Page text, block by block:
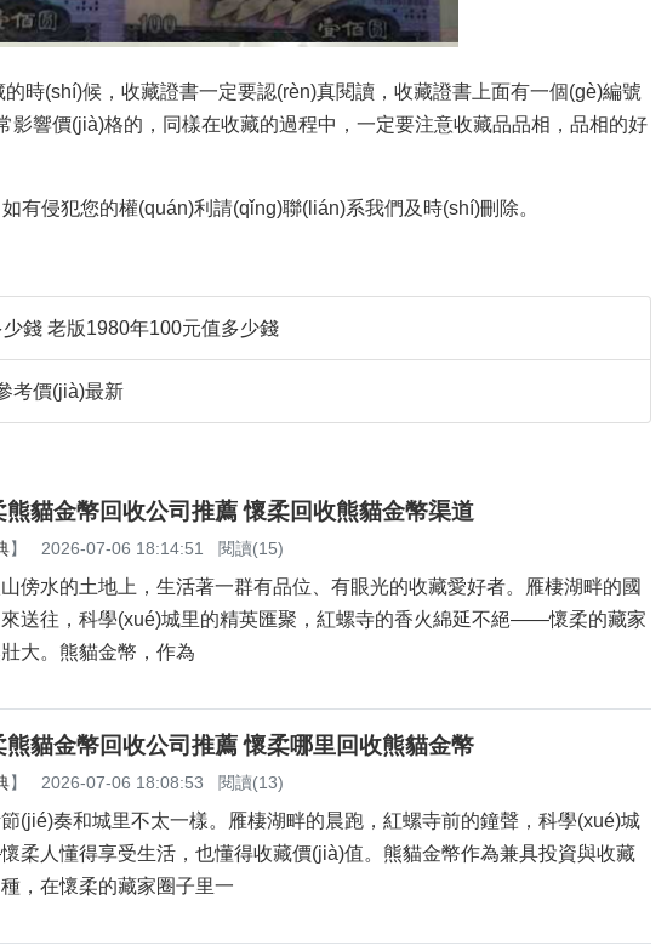
候，收藏證書一定要認(rèn)真閱讀，收藏證書上面有一個(gè)編號
價(jià)格的，同樣在收藏的過程中，一定要注意收藏品品相，品相的好
如有侵犯您的權(quán)利請(qǐng)聯(lián)系我們及時(shí)刪除。
錢 老版1980年100元值多少錢
考價(jià)最新
貓金幣回收公司推薦 懷柔回收熊貓金幣渠道
】 2026-07-06 18:14:51 閱讀(15)
傍水的土地上，生活著一群有品位、有眼光的收藏愛好者。雁棲湖畔的國
送往，科學(xué)城里的精英匯聚，紅螺寺的香火綿延不絕——懷柔的藏家
。熊貓金幣，作為
貓金幣回收公司推薦 懷柔哪里回收熊貓金幣
】 2026-07-06 18:08:53 閱讀(13)
(jié)奏和城里不太一樣。雁棲湖畔的晨跑，紅螺寺前的鐘聲，科學(xué)城
人懂得享受生活，也懂得收藏價(jià)值。熊貓金幣作為兼具投資與收藏
，在懷柔的藏家圈子里一